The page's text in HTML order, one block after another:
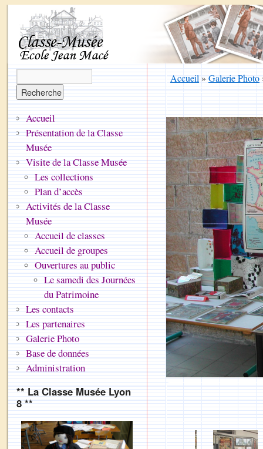
Accueil»Galerie Photo
Accueil
Présentation de la Classe
Musée
Visite de la Classe Musée
Les collections
Plan d’accès
Activités de la Classe
Musée
Accueil de classes
Accueil de groupes
Ouvertures au public
Le samedi des Journées
du Patrimoine
Les contacts
Les partenaires
Galerie Photo
Base de données
Administration
** La Classe Musée Lyon
8 **